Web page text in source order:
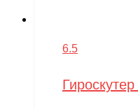
6.5